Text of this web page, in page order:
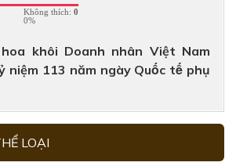
Không thích: 0
0%
khôi Doanh nhân Việt Nam
niệm 113 năm ngày Quốc tế phụ
LOẠI